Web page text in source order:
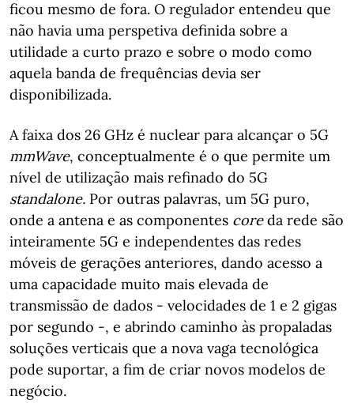
ficou mesmo de fora. O regulador entendeu que
não havia uma perspetiva definida sobre a
utilidade a curto prazo e sobre o modo como
aquela banda de frequências devia ser
disponibilizada.
A faixa dos 26 GHz é nuclear para alcançar o 5G
mmWave, conceptualmente é o que permite um
nível de utilização mais refinado do 5G
standalone. Por outras palavras, um 5G puro,
onde a antena e as componentes coreda rede são
inteiramente 5G e independentes das redes
móveis de gerações anteriores, dando acesso a
uma capacidade muito mais elevada de
transmissão de dados - velocidades de 1 e 2 gigas
por segundo -, e abrindo caminho às propaladas
soluções verticais que a nova vaga tecnológica
pode suportar, a fim de criar novos modelos de
negócio.